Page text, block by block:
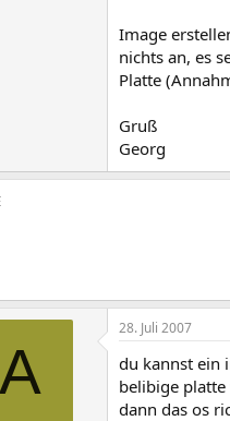
Image
nichts an, es
Platte
Gruß
Georg
A
28. Juli 2007
du kannst ein
belibige
dann das os